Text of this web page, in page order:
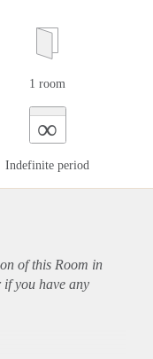
1 room
∞
Indefinite period
of this Room in
if you have any